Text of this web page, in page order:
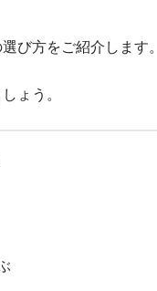
び方をご紹介します。
ょう。